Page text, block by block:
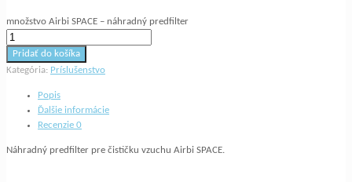
množstvo Airbi SPACE – náhradný predfilter
Pridať do košíka
Kategória: Príslušenstvo
Popis
Ďalšie informácie
Recenzie 0
Náhradný predfilter pre čističku vzuchu Airbi SPACE.